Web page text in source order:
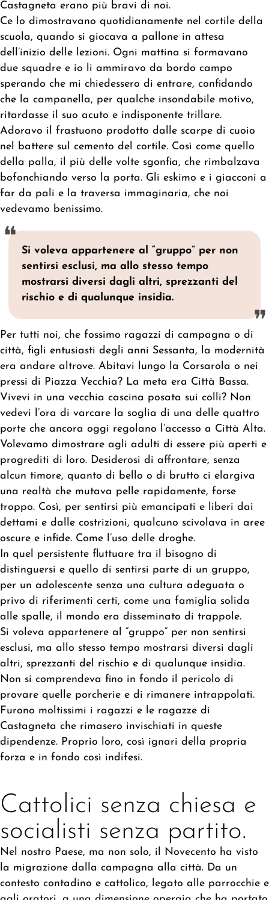
Castagneta erano più bravi di noi.
Ce lo dimostravano quotidianamente nel cortile della
scuola, quando si giocava a pallone in attesa
dell’inizio delle lezioni. Ogni mattina si formavano
due squadre e io li ammiravo da bordo campo
sperando che mi chiedessero di entrare, confidando
che la campanella, per qualche insondabile motivo,
ritardasse il suo acuto e indisponente trillare.
Adoravo il frastuono prodotto dalle scarpe di cuoio
nel battere sul cemento del cortile. Così come quello
della palla, il più delle volte sgonfia, che rimbalzava
bofonchiando verso la porta. Gli eskimo e i giacconi a
far da pali e la traversa immaginaria, che noi
vedevamo benissimo.
Si voleva appartenere al “gruppo” per non
sentirsi esclusi, ma allo stesso tempo
mostrarsi diversi dagli altri, sprezzanti del
rischio e di qualunque insidia.
Per tutti noi, che fossimo ragazzi di campagna o di
città, figli entusiasti degli anni Sessanta, la modernità
era andare altrove. Abitavi lungo la Corsarola o nei
pressi di Piazza Vecchia? La meta era Città Bassa.
Vivevi in una vecchia cascina posata sui colli? Non
vedevi l’ora di varcare la soglia di una delle quattro
porte che ancora oggi regolano l’accesso a Città Alta.
Volevamo dimostrare agli adulti di essere più aperti e
progrediti di loro. Desiderosi di affrontare, senza
alcun timore, quanto di bello o di brutto ci elargiva
una realtà che mutava pelle rapidamente, forse
troppo. Così, per sentirsi più emancipati e liberi dai
dettami e dalle costrizioni, qualcuno scivolava in aree
oscure e infide. Come l’uso delle droghe.
In quel persistente fluttuare tra il bisogno di
distinguersi e quello di sentirsi parte di un gruppo,
per un adolescente senza una cultura adeguata o
privo di riferimenti certi, come una famiglia solida
alle spalle, il mondo era disseminato di trappole.
Si voleva appartenere al “gruppo” per non sentirsi
esclusi, ma allo stesso tempo mostrarsi diversi dagli
altri, sprezzanti del rischio e di qualunque insidia.
Non si comprendeva fino in fondo il pericolo di
provare quelle porcherie e di rimanere intrappolati.
Furono moltissimi i ragazzi e le ragazze di
Castagneta che rimasero invischiati in queste
dipendenze. Proprio loro, così ignari della propria
forza e in fondo così indifesi.
Cattolici senza chiesa e
socialisti senza partito.
Nel nostro Paese, ma non solo, il Novecento ha visto
la migrazione dalla campagna alla città. Da un
contesto contadino e cattolico, legato alle parrocchie e